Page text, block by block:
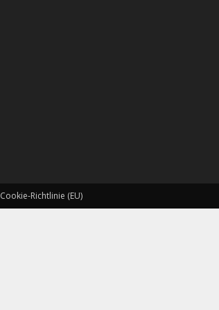
Cookie-Richtlinie (EU)